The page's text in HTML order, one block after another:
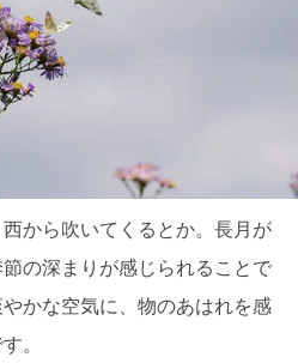
から吹いてくるとか。長月が
の深まりが感じられることで
かな空気に、物のあはれを感
。